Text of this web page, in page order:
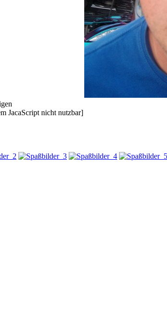
JacaScript nicht nutzbar]